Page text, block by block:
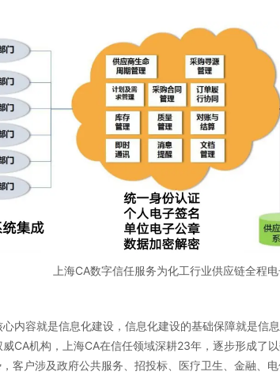
上海CA数字信任服务为化工行业供应链全程
内容就是信息化建设，信息化建设的基础保障就是信
CA机构，上海CA在信任领域深耕23年，逐步形成了
客户涉及政府公共服务、招投标、医疗卫生、金融、